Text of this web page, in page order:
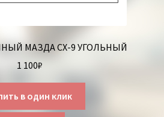
МАЗДА СХ-9 УГОЛЬНЫЙ
1 100₽
в один клик